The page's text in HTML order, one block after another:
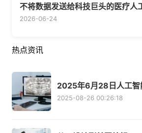
不将数据发送给科技巨头的医疗人
2026-06-24
热点资讯
2025年6月28日人工智
2025-08-26 00:26:18